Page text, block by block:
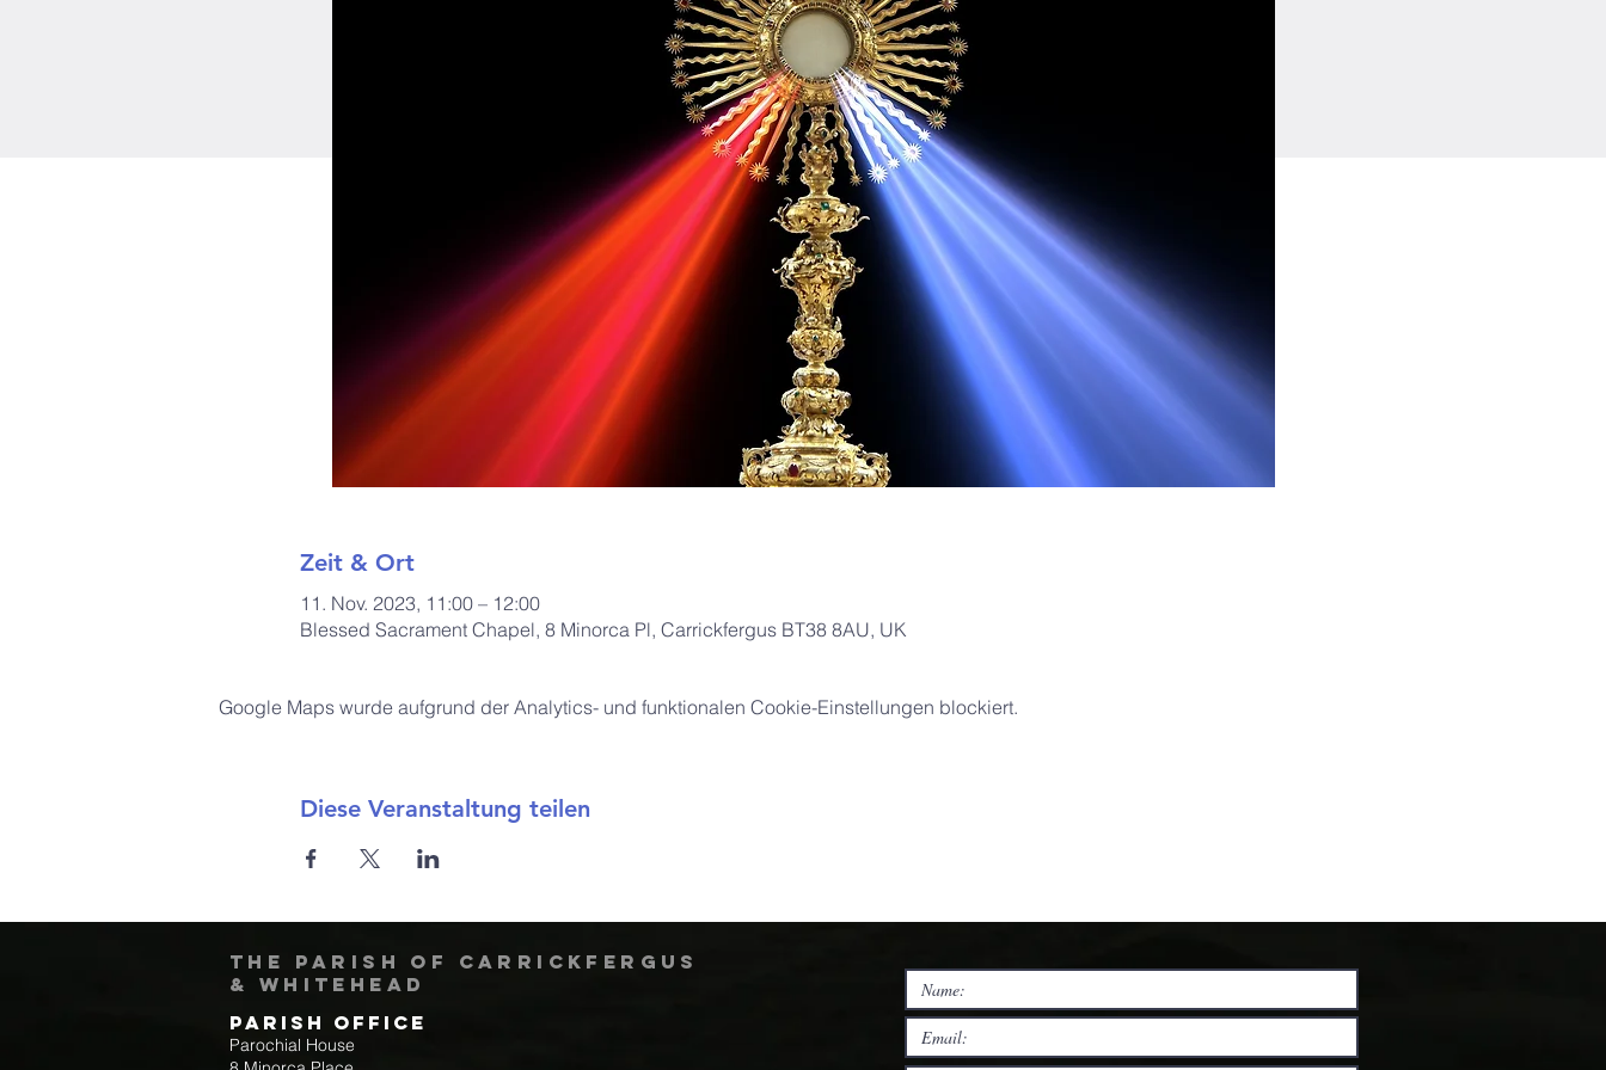
Zeit & Ort
11. Nov. 2023, 11:00 – 12:00
Blessed Sacrament Chapel, 8 Minorca Pl, Carrickfergus BT38 8AU, UK
Google Maps wurde aufgrund der Analytics- und funktionalen Cookie-Einstellungen blockiert.
Diese Veranstaltung teilen
The Parish of Carrickfergus
& Whitehead
Parish Office
Parochial House